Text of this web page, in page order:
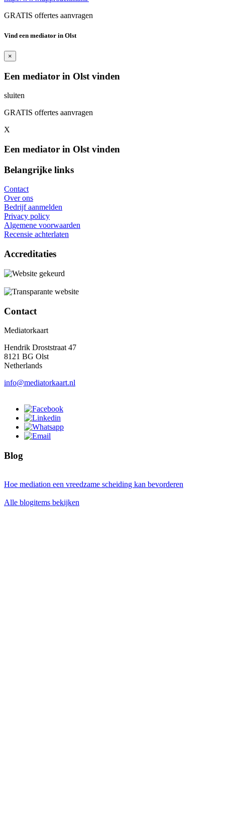
GRATIS offertes aanvragen
Vind een mediator in Olst
×
Een mediator in Olst vinden
sluiten
GRATIS offertes aanvragen
X
Een mediator in Olst vinden
Belangrijke links
Contact
Over ons
Bedrijf aanmelden
Privacy policy
Algemene voorwaarden
Recensie achterlaten
Accreditaties
Contact
Mediatorkaart
Hendrik Droststraat 47
8121 BG Olst
Netherlands
info@mediatorkaart.nl
Blog
Hoe mediation een vreedzame scheiding kan bevorderen
Alle blogitems bekijken